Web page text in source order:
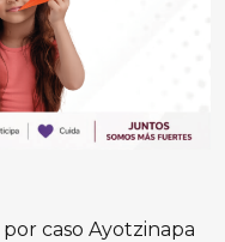
caso Ayotzinapa